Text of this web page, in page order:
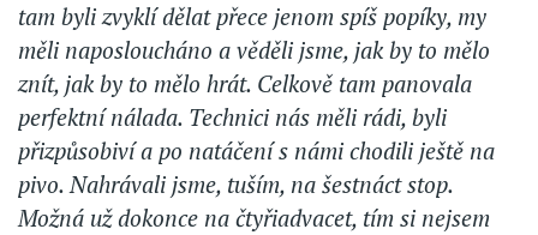
tam byli zvyklí dělat přece jenom spíš popíky, my
měli naposloucháno a věděli jsme, jak by to mělo
znít, jak by to mělo hrát. Celkově tam panovala
perfektní nálada. Technici nás měli rádi, byli
přizpůsobiví a po natáčení s námi chodili ještě na
pivo. Nahrávali jsme, tuším, na šestnáct stop.
Možná už dokonce na čtyřiadvacet, tím si nejsem